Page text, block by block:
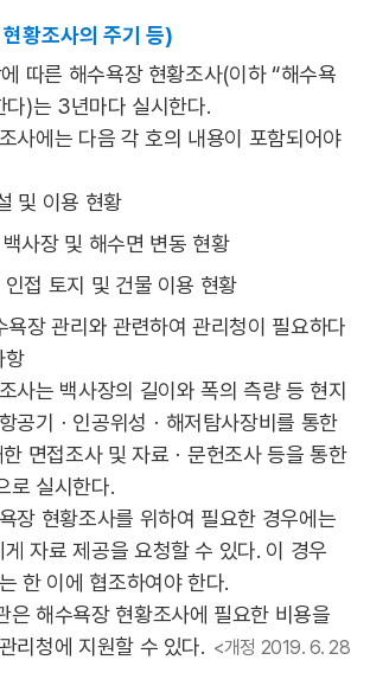
황조사의 주기 등)
따른 해수욕장 현황조사(이하 “해수욕
다)는 3년마다 실시한다.
사에는 다음 각 호의 내용이 포함되어야
및 이용 현황
사장 및 해수면 변동 현황
접 토지 및 건물 이용 현황
욕장 관리와 관련하여 관리청이 필요하다
항
사는 백사장의 길이와 폭의 측량 등 현지
공기ㆍ인공위성ㆍ해저탐사장비를 통한
면접조사 및 자료ㆍ문헌조사 등을 통한
로 실시한다.
장 현황조사를 위하여 필요한 경우에는
자료 제공을 요청할 수 있다. 이 경우
한 이에 협조하여야 한다.
해수욕장 현황조사에 필요한 비용을
리청에 지원할 수 있다. <개정 2019. 6. 28